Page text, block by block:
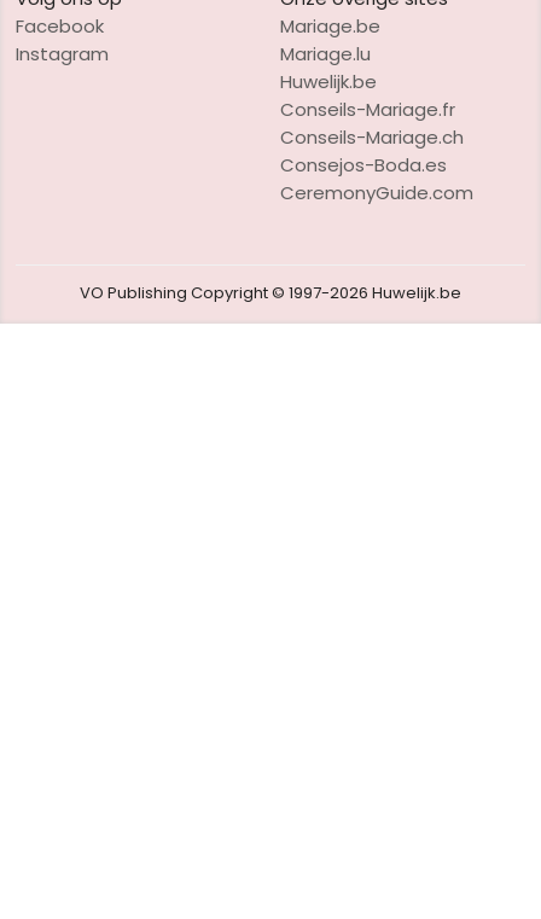
Facebook
Instagram
Mariage.be
Mariage.lu
Huwelijk.be
Conseils-Mariage.fr
Conseils-Mariage.ch
Consejos-Boda.es
CeremonyGuide.com
VO Publishing Copyright © 1997-2026 Huwelijk.be